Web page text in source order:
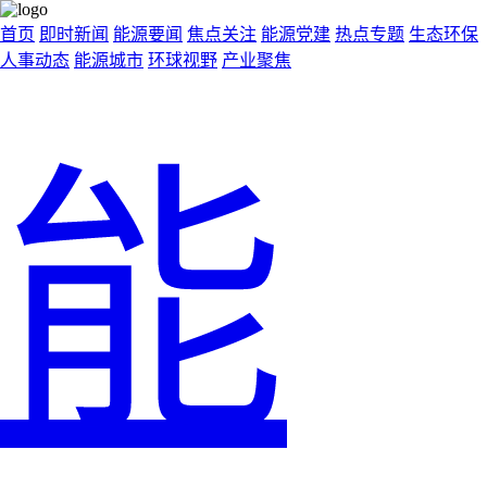
首页 即时新闻 能源要闻 焦点关注 能源党建 热点专题 生态环保
人事动态 能源城市 环球视野 产业聚焦
能